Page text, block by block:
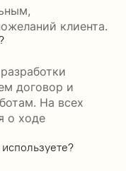
клиента.
договор и
На всех
о ходе